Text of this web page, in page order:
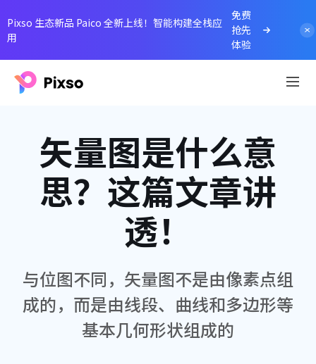
Pixso 生态新品 Paico 全新上线！智能构建全栈应
用
免费
抢先
体验
矢量图是什么意
思？这篇文章讲
透！
与位图不同，矢量图不是由像素点组
成的，而是由线段、曲线和多边形等
基本几何形状组成的